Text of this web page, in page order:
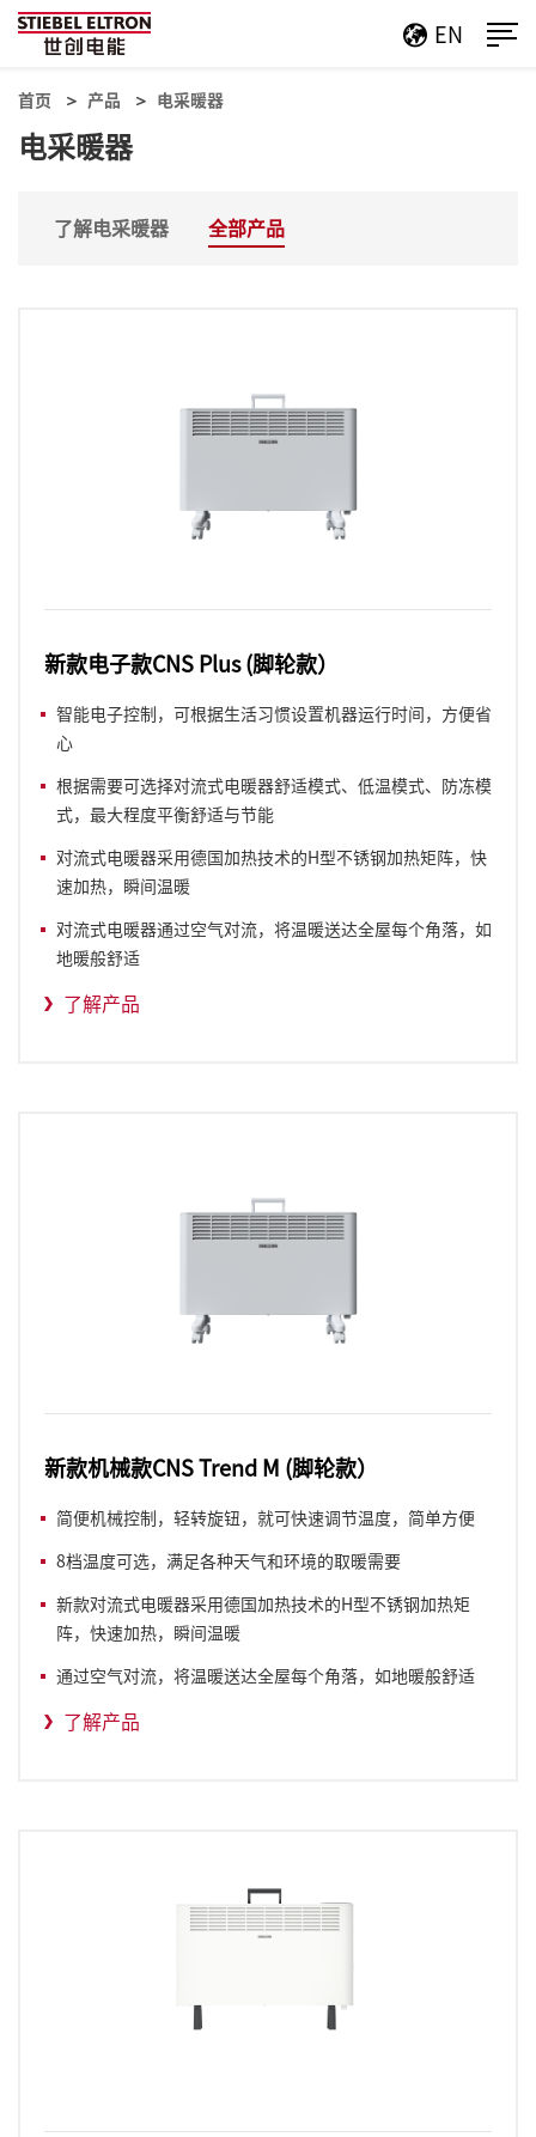
EN
首页 产品 电采暖器
电采暖器
了解电采暖器 全部产品
新款电子款CNS Plus (脚轮款）
智能电子控制，可根据生活习惯设置机器运行时间，方便省
心
根据需要可选择对流式电暖器舒适模式、低温模式、防冻模
式，最大程度平衡舒适与节能
对流式电暖器采用德国加热技术的H型不锈钢加热矩阵，快
速加热，瞬间温暖
对流式电暖器通过空气对流，将温暖送达全屋每个角落，如
地暖般舒适
了解产品
新款机械款CNS Trend M (脚轮款）
简便机械控制，轻转旋钮，就可快速调节温度，简单方便
8档温度可选，满足各种天气和环境的取暖需要
新款对流式电暖器采用德国加热技术的H型不锈钢加热矩
阵，快速加热，瞬间温暖
通过空气对流，将温暖送达全屋每个角落，如地暖般舒适
了解产品